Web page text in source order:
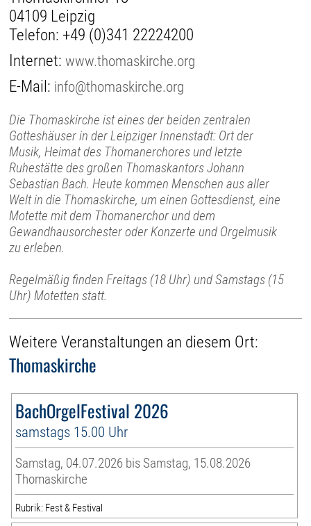
04109 Leipzig
Telefon: +49 (0)341 22224200
Internet:www.thomaskirche.org
E-Mail: info@thomaskirche.org
Die Thomaskirche ist eines der beiden zentralen
Gotteshäuser in der Leipziger Innenstadt: Ort der
Musik, Heimat des Thomanerchores und letzte
Ruhestätte des großen Thomaskantors Johann
Sebastian Bach. Heute kommen Menschen aus aller
Welt in die Thomaskirche, um einen Gottesdienst, eine
Motette mit dem Thomanerchor und dem
Gewandhausorchester oder Konzerte und Orgelmusik
zu erleben.
Regelmäßig finden Freitags (18 Uhr) und Samstags (15
Uhr) Motetten statt.
Weitere Veranstaltungen an diesem Ort:
Thomaskirche
BachOrgelFestival 2026
samstags 15.00 Uhr
Samstag, 04.07.2026 bis Samstag, 15.08.2026
Thomaskirche
Rubrik: Fest & Festival